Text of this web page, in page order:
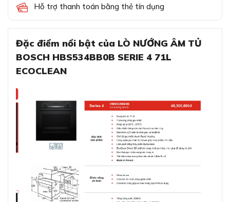
Hỗ trợ thanh toán bằng thẻ tín dụng
Đặc điểm nổi bật của LÒ NƯỚNG ÂM TỦ
BOSCH HBS534BB0B SERIE 4 71L
ECOCLEAN